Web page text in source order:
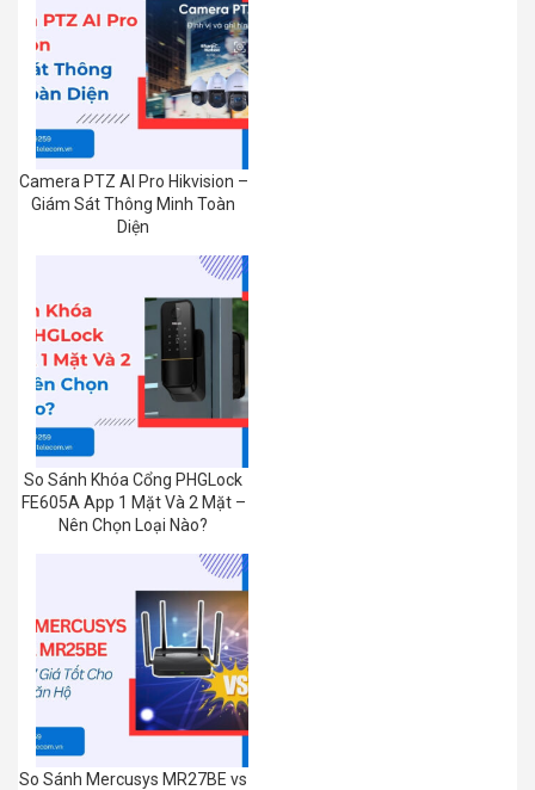
Camera PTZ AI Pro Hikvision –
Giám Sát Thông Minh Toàn
Diện
So Sánh Khóa Cổng PHGLock
FE605A App 1 Mặt Và 2 Mặt –
Nên Chọn Loại Nào?
So Sánh Mercusys MR27BE vs